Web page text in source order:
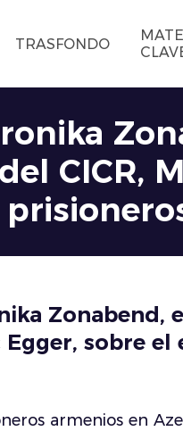
TRASFONDO
CICR,
Zonabend,
sobre
armenios en